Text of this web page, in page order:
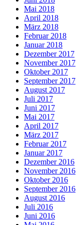
Mai 2018
April 2018
März 2018
Februar 2018
Januar 2018
Dezember 2017
November 2017
Oktober 2017
September 2017
August 2017
Juli 2017
Juni 2017
Mai 2017
April 2017
März 2017
Februar 2017
Januar 2017
Dezember 2016
November 2016
Oktober 2016
September 2016
August 2016
Juli 2016
Juni 2016